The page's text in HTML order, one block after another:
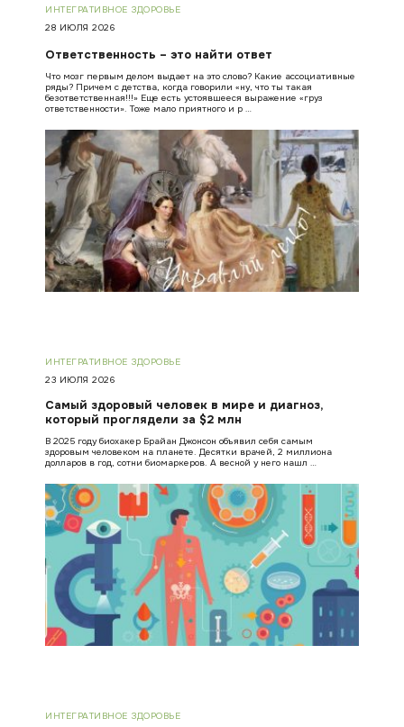
ИНТЕГРАТИВНОЕ ЗДОРОВЬЕ
28 ИЮЛЯ 2026
Ответственность – это найти ответ
Что мозг первым делом выдает на это слово? Какие ассоциативные
ряды? Причем с детства, когда говорили «ну, что ты такая
безответственная!!!» Еще есть устоявшееся выражение «груз
ответственности». Тоже мало приятного и р …
ИНТЕГРАТИВНОЕ ЗДОРОВЬЕ
23 ИЮЛЯ 2026
Самый здоровый человек в мире и диагноз,
который проглядели за $2 млн
В 2025 году биохакер Брайан Джонсон объявил себя самым
здоровым человеком на планете. Десятки врачей, 2 миллиона
долларов в год, сотни биомаркеров. А весной у него нашл …
ИНТЕГРАТИВНОЕ ЗДОРОВЬЕ